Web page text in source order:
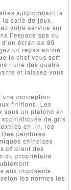
surplombant la
la salle de jeux.
votre service sur
l’espace spa ou
écran de 85
un repas animé
le chef vous sert
l’une des quatre
et laissez-vous
conception
finitions. Les
sous un plafond en
de gris
en lin, les
peintures
chinoises
côtoient des
du propriétaire
aux imposants
les normes les